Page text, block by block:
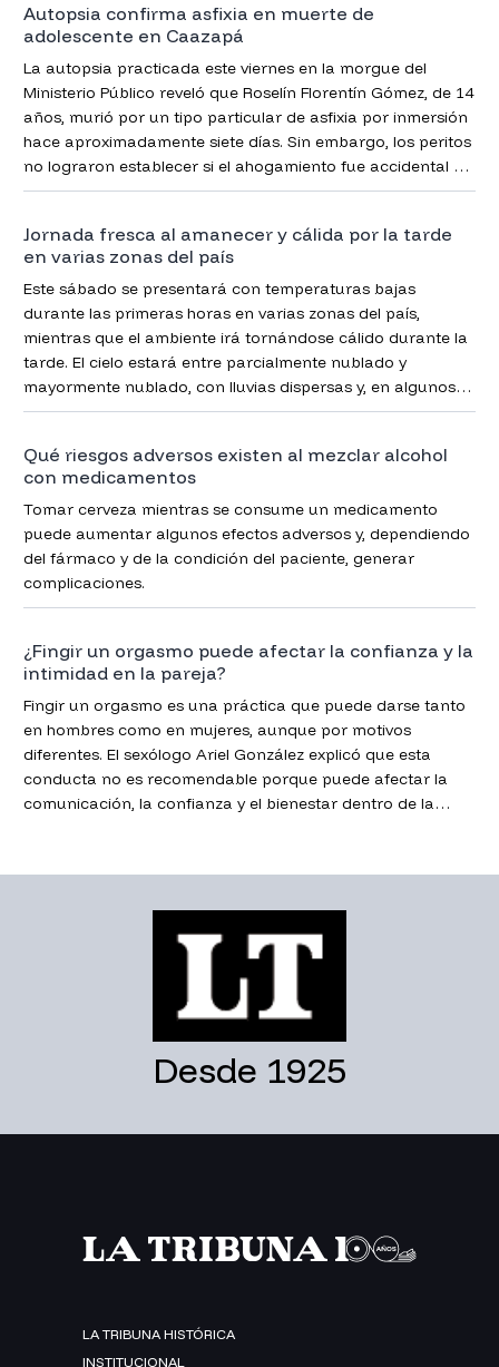
Autopsia confirma asfixia en muerte de
adolescente en Caazapá
La autopsia practicada este viernes en la morgue del
Ministerio Público reveló que Roselín Florentín Gómez, de 14
años, murió por un tipo particular de asfixia por inmersión
hace aproximadamente siete días. Sin embargo, los peritos
no lograron establecer si el ahogamiento fue accidental o
provocado por terceros.
Jornada fresca al amanecer y cálida por la tarde
en varias zonas del país
Este sábado se presentará con temperaturas bajas
durante las primeras horas en varias zonas del país,
mientras que el ambiente irá tornándose cálido durante la
tarde. El cielo estará entre parcialmente nublado y
mayormente nublado, con lluvias dispersas y, en algunos
puntos, posibles tormentas eléctricas.
Qué riesgos adversos existen al mezclar alcohol
con medicamentos
Tomar cerveza mientras se consume un medicamento
puede aumentar algunos efectos adversos y, dependiendo
del fármaco y de la condición del paciente, generar
complicaciones.
¿Fingir un orgasmo puede afectar la confianza y la
intimidad en la pareja?
Fingir un orgasmo es una práctica que puede darse tanto
en hombres como en mujeres, aunque por motivos
diferentes. El sexólogo Ariel González explicó que esta
conducta no es recomendable porque puede afectar la
comunicación, la confianza y el bienestar dentro de la
Desde 1925
LA TRIBUNA HISTÓRICA
INSTITUCIONAL